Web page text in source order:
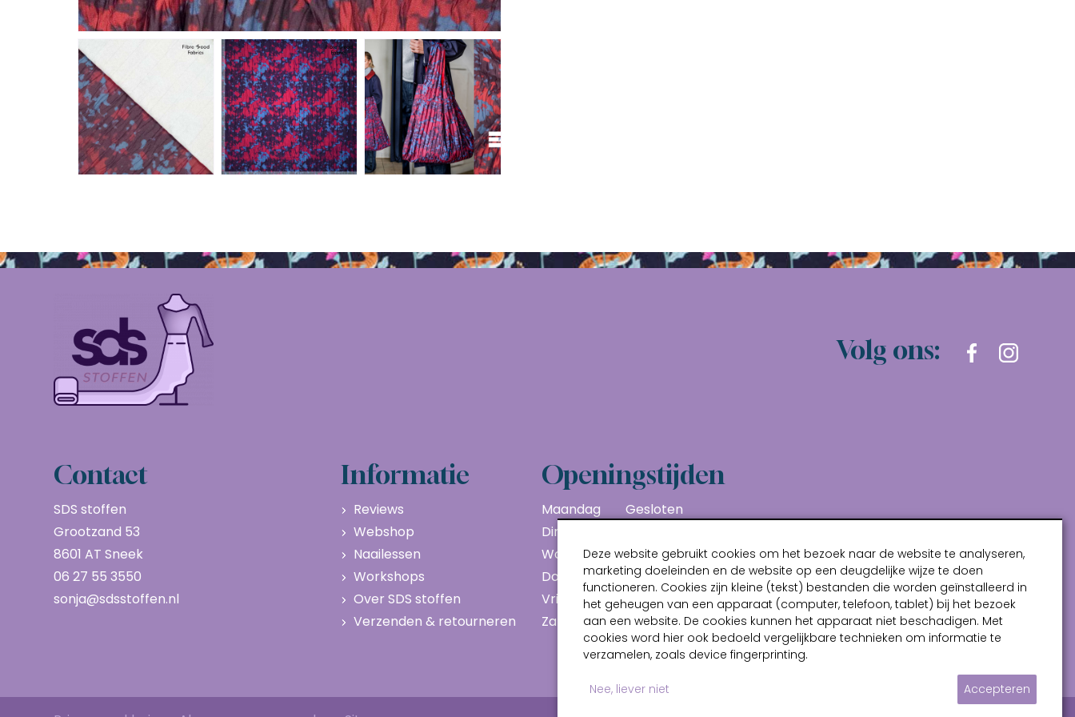
Volg ons:
Contact
SDS stoffen
Grootzand 53
8601 AT Sneek
06 27 55 3550
sonja@sdsstoffen.nl
Informatie
Reviews
Webshop
Naailessen
Workshops
Over SDS stoffen
Verzenden & retourneren
Openingstijden
Maandag
Gesloten
Dinsdag
Woensdag
10:00 - 17:00
Donderdag
10:00 - 17:00
Vrijdag
10:00 - 17:00
Zaterdag
10:00 - 17:00
Deze website gebruikt cookies om het bezoek naar de website te analyseren,
marketing doeleinden en de website op een deugdelijke wijze te doen
functioneren. Cookies zijn kleine (tekst) bestanden die worden geïnstalleerd in
het geheugen van een apparaat (computer, telefoon, tablet) bij het bezoek
aan een website. De cookies kunnen het apparaat niet beschadigen. Met
cookies word hier ook bedoeld vergelijkbare technieken om informatie te
verzamelen, zoals device fingerprinting.
Nee, liever niet Accepteren